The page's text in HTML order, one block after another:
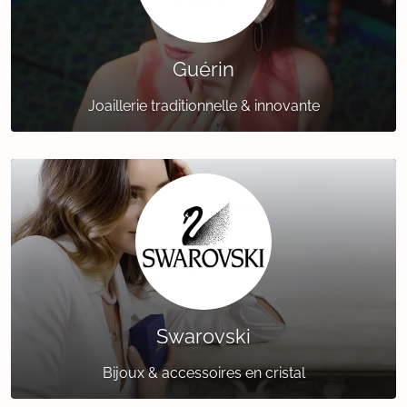
Guérin
Joaillerie traditionnelle & innovante
Swarovski
Bijoux & accessoires en cristal